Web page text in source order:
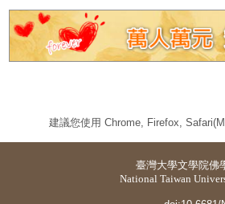
建議您使用 Chrome, Firefox,
臺灣大學文學院佛
National Taiwan